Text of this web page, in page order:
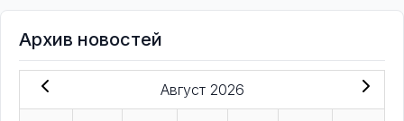
Архив новостей
Август 2026